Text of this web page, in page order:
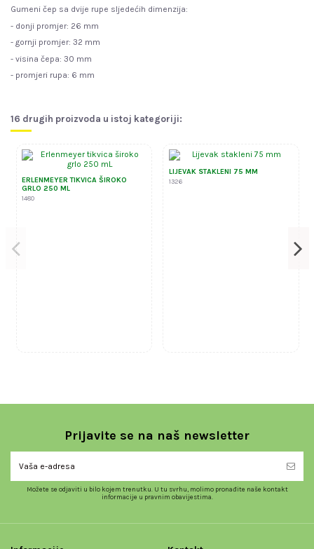
Gumeni čep sa dvije rupe sljedećih dimenzija:
- donji promjer: 26 mm
- gornji promjer: 32 mm
- visina čepa: 30 mm
- promjeri rupa: 6 mm
16 drugih proizvoda u istoj kategoriji:
ERLENMEYER TIKVICA ŠIROKO
GRLO 250 ML
1480
LIJEVAK STAKLENI 75 MM
1326
Prijavite se na naš newsletter
Možete se odjaviti u bilo kojem trenutku. U tu svrhu, molimo pronađite naše kontakt
informacije u pravnim obavijestima.